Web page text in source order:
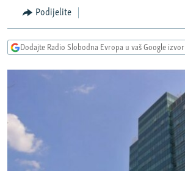
Pređite
pretragu
VIZUELNO
FOTOGALERIJE
PODCASTI
RAT U UKRAJINI
ISPRIČAJ MI
DNEVNO@RSE
SPECIJALI RSE
Podijelite
Dodajte Radio Slobodna Evropa u vaš Google izvor